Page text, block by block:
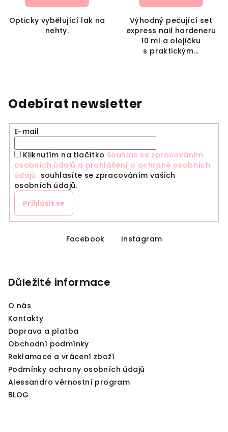
Opticky vybělující lak na
nehty.
Výhodný pečující set
express nail hardeneru
10 ml a olejíčku
s praktickým...
Odebírat newsletter
E-mail
Kliknutím na tlačítko Souhlas se zpracováním
osobních údajů a prohlášení o ochraně osobních
údajů souhlasíte se zpracováním vašich
osobních údajů.
Přihlásit se
Facebook Instagram
Důležité informace
O nás
Kontakty
Doprava a platba
Obchodní podmínky
Reklamace a vrácení zboží
Podmínky ochrany osobních údajů
Alessandro věrnostní program
BLOG